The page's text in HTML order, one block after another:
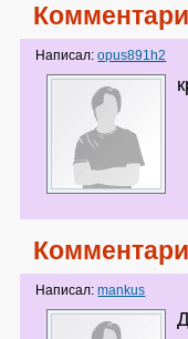
Написал:opus891h2
Написал:mankus